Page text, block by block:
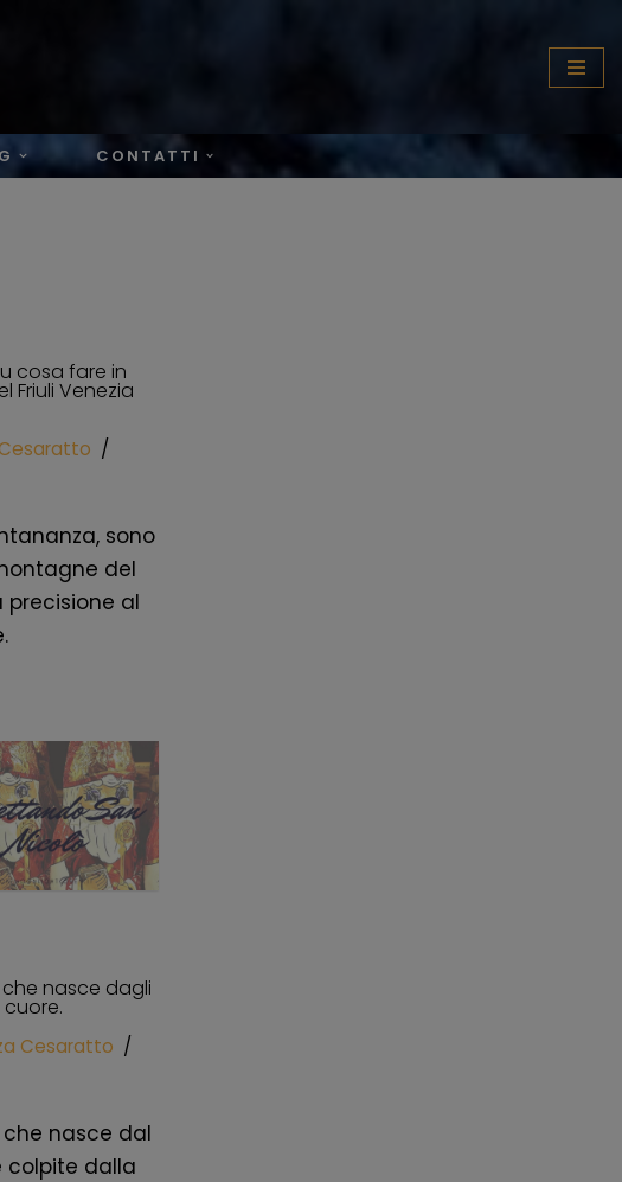
CONTATTI
cosa fare in
Venezia
sono
del
precisione al
che nasce dagli
Cesaratto
che nasce dal
colpite dalla